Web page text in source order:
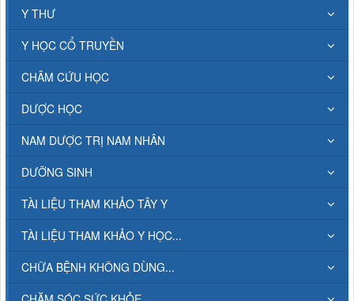
Y THƯ
Y HỌC CỔ TRUYỀN
CHÂM CỨU HỌC
DƯỢC HỌC
NAM DƯỢC TRỊ NAM NHÂN
DƯỠNG SINH
TÀI LIỆU THAM KHẢO TÂY Y
TÀI LIỆU THAM KHẢO Y HỌC...
CHỮA BỆNH KHÔNG DÙNG...